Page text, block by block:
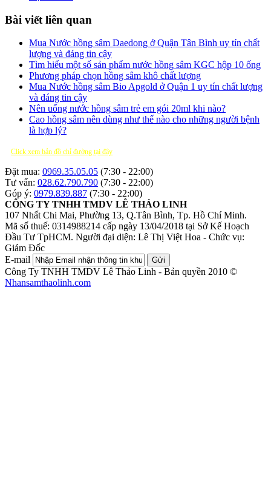
Bài viết liên quan
Mua Nước hồng sâm Daedong ở Quận Tân Bình uy tín chất
lượng và đáng tin cậy
Tìm hiểu một số sản phẩm nước hồng sâm KGC hộp 10 ống
Phương pháp chọn hồng sâm khô chất lượng
Mua Nước hồng sâm Bio Apgold ở Quận 1 uy tín chất lượng
và đáng tin cậy
Nên uống nước hồng sâm trẻ em gói 20ml khi nào?
Cao hồng sâm nên dùng như thế nào cho những người bệnh
là hợp lý?
Click xem bản đồ chỉ đường tại đây
Đặt mua: 0969.35.05.05 (7:30 - 22:00)
Tư vấn: 028.62.790.790 (7:30 - 22:00)
Góp ý: 0979.839.887 (7:30 - 22:00)
CÔNG TY TNHH TMDV LÊ THẢO LINH
107 Nhất Chi Mai, Phường 13, Q.Tân Bình, Tp. Hồ Chí Minh.
Mã số thuế: 0314988214 cấp ngày 13/04/2018 tại Sở Kế Hoạch
Đầu Tư TpHCM. Người đại diện: Lê Thị Việt Hoa - Chức vụ:
Giám Đốc
E-mail
Gửi
Công Ty TNHH TMDV Lê Thảo Linh - Bản quyền 2010 ©
Nhansamthaolinh.com